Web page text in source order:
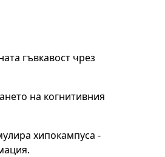
гъвкавост чрез
на когнитивния
хипокампуса -